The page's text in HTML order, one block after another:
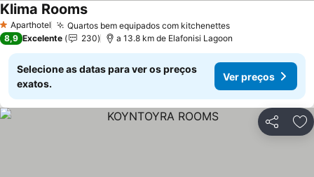
1 Estrelas
Aparthotel Quartos bem equipados com kitchenettesVer preços
Klima RoomsVer preços
8,9 Excelente 230 a 13.8 km de Elafonisi Lagoon
Selecione as datas para ver os preços
exatos.
Ver preços
Partilhar